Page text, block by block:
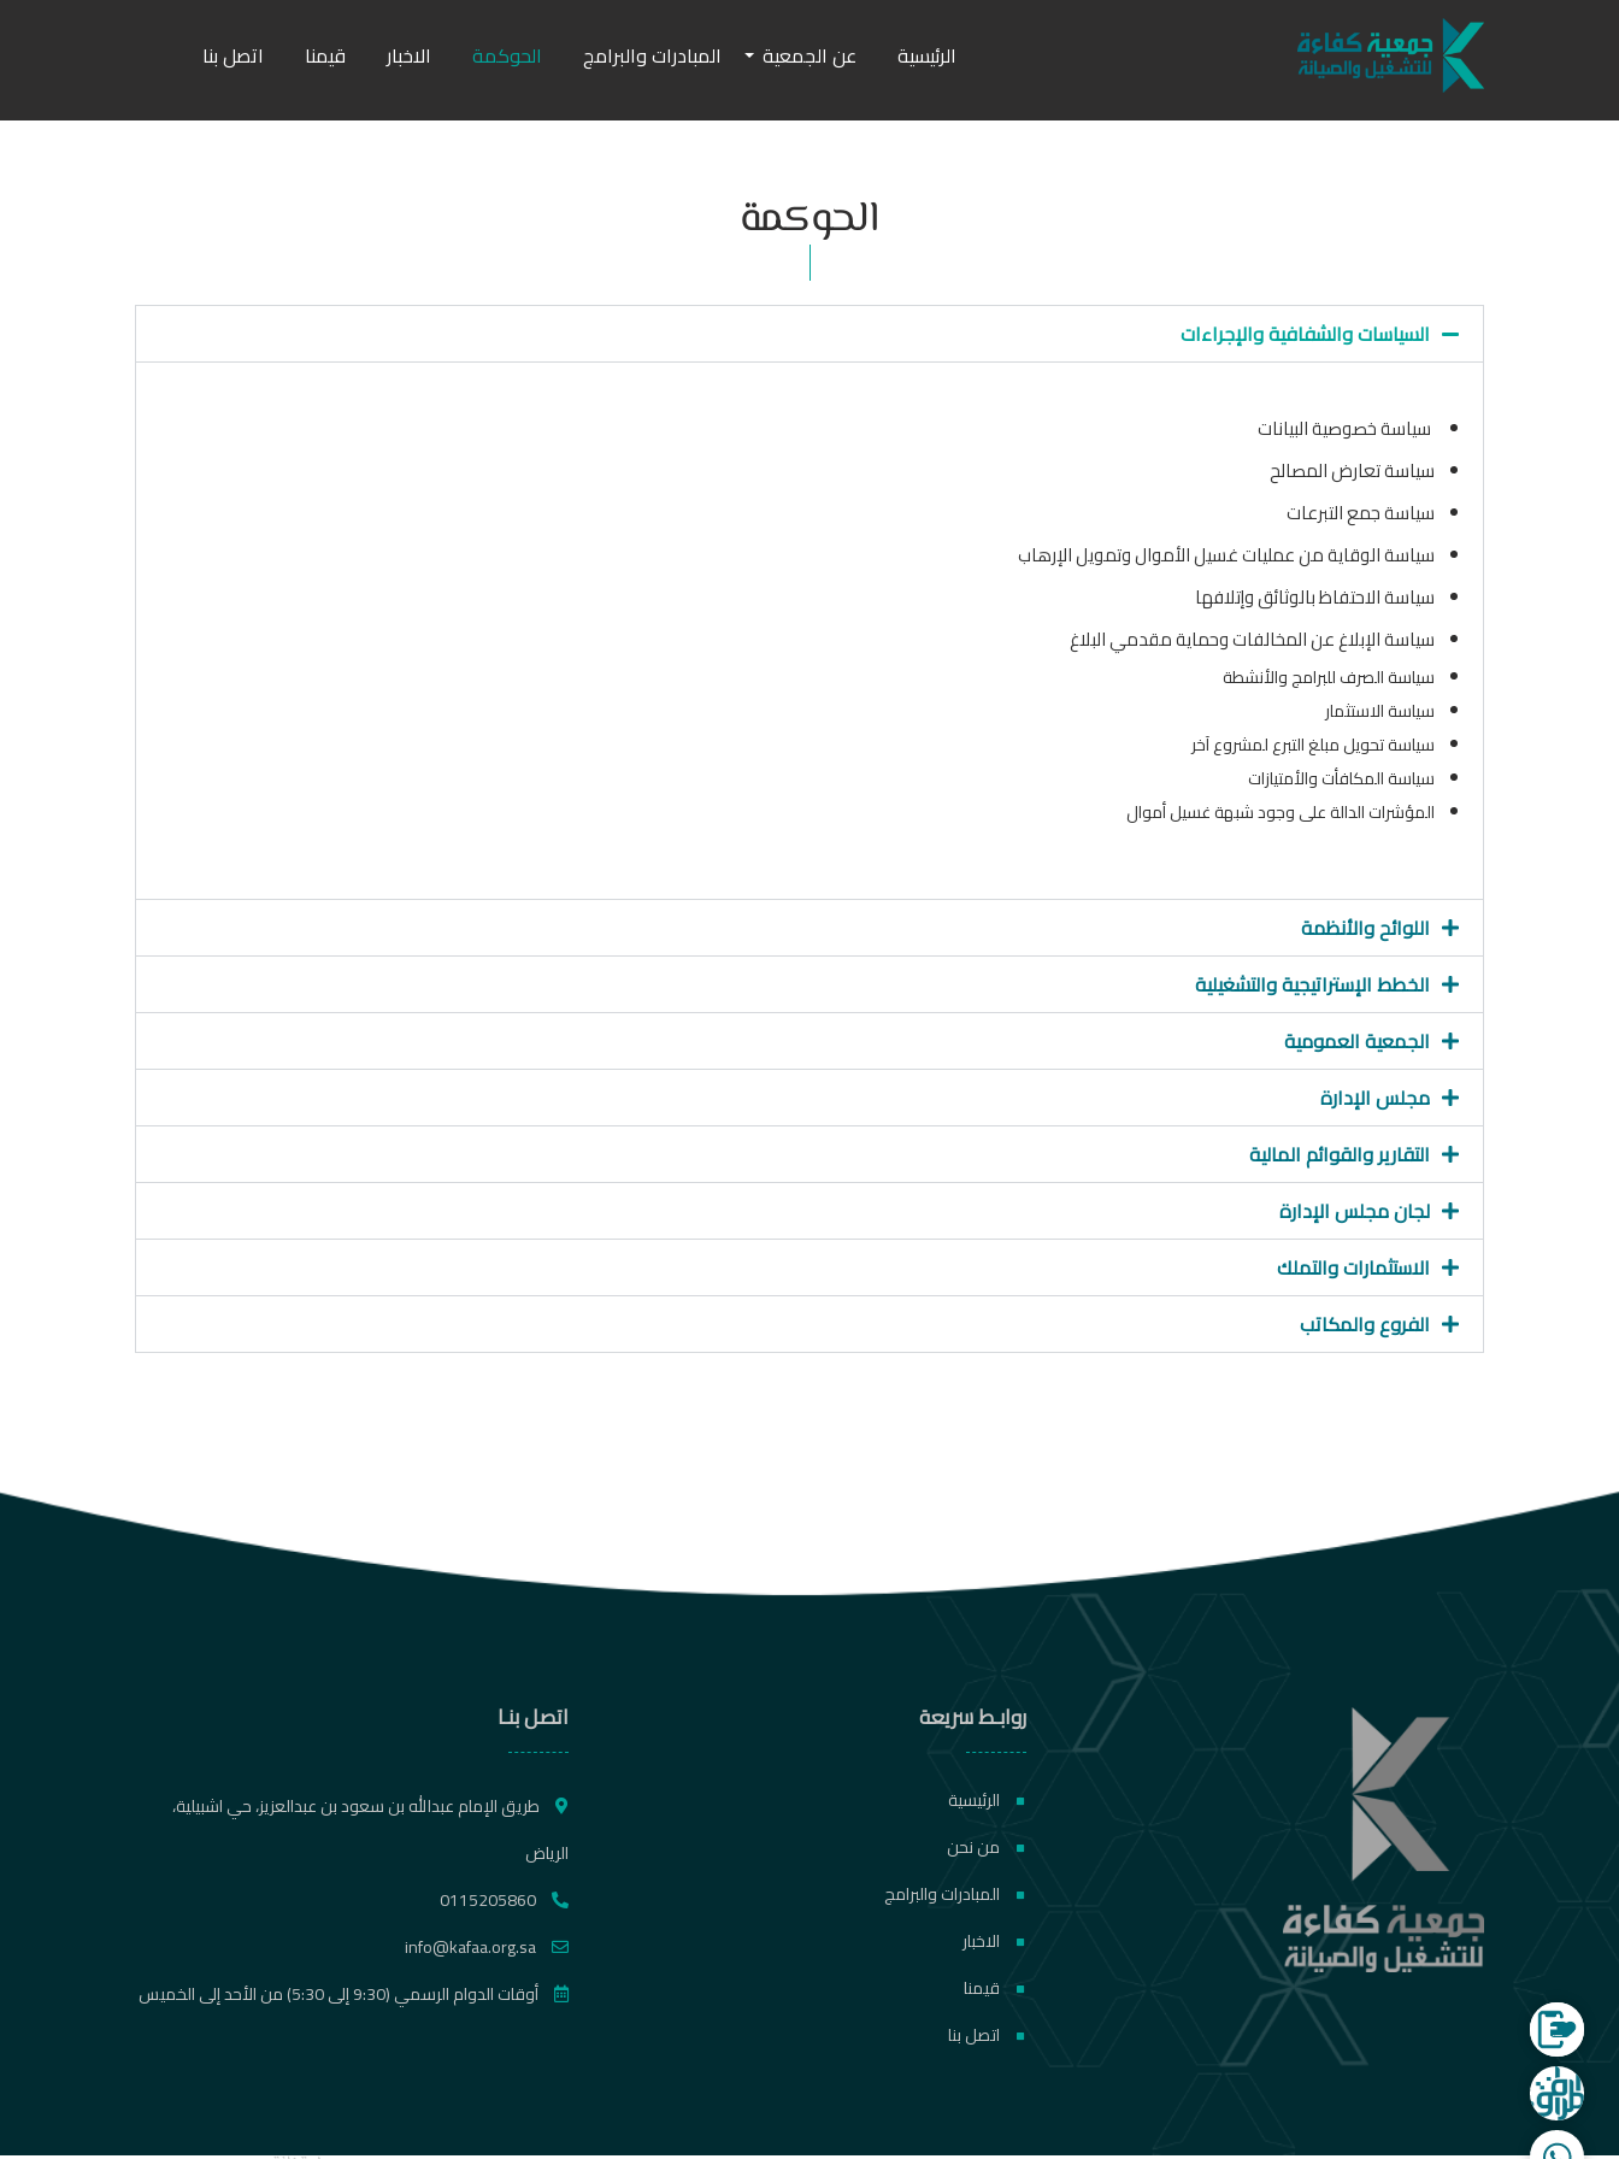
الرئيسية عن الجمعية المبادرات والبرامج الحوكمة الاخبار قيمنا اتصل بنا
الحوكمة
السياسات والشفافية والإجراءات
سياسة خصوصية البيانات
سياسة تعارض المصالح
سياسة جمع التبرعات
سياسة الوقاية من عمليات غسيل الأموال وتمويل الإرهاب
سياسة الاحتفاظ بالوثائق وإتلافها
سياسة الإبلاغ عن المخالفات وحماية مقدمي البلاغ
سياسة الصرف للبرامج والأنشطة
سياسة الاستثمار
سياسة تحويل مبلغ التبرع لمشروع آخر
سياسة المكافأت والأمتيازات
المؤشرات الدالة على وجود شبهة غسيل أموال
اللوائح والأنظمة
الخطط الإستراتيجية والتشغيلية
الجمعية العمومية
مجلس الإدارة
التقارير والقوائم المالية
لجان مجلس الإدارة
الاستثمارات والتملك
الفروع والمكاتب
روابـط سريعة
الرئيسية
من نحن
المبادرات والبرامج
الاخبار
قيمنا
اتصل بنا
اتصل بنـا
طريق الإمام عبدالله بن سعود بن عبدالعزيز، حي اشبيلية،
الرياض
0115205860
info@kafaa.org.sa
أوقات الدوام الرسمي (9:30 إلى 5:30) من الأحد إلى الخميس
الموقع الالكتروني لجمع التبرعات
شركة المرافق المتنقلة
WhatsApp